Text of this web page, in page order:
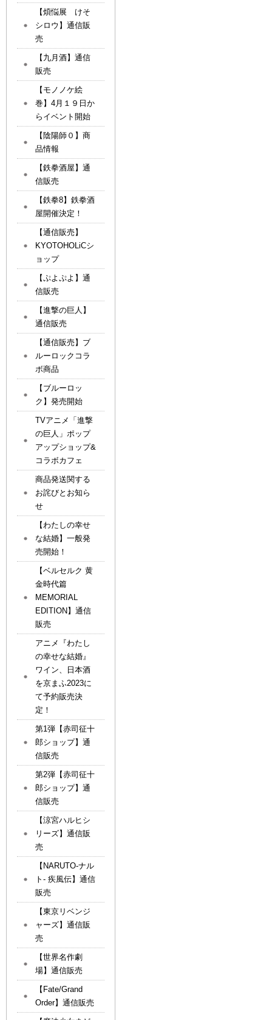
【煩悩展 けそ
シロウ】通信販
売
【九月酒】通信
販売
【モノノケ絵
巻】4月１９日か
らイベント開始
【陰陽師０】商
品情報
【鉄拳酒屋】通
信販売
【鉄拳8】鉄拳酒
屋開催決定！
【通信販売】
KYOTOHOLiCシ
ョップ
【ぷよぷよ】通
信販売
【進撃の巨人】
通信販売
【通信販売】ブ
ルーロックコラ
ボ商品
【ブルーロッ
ク】発売開始
TVアニメ「進撃
の巨人」ポップ
アップショップ&
コラボカフェ
商品発送関する
お詫びとお知ら
せ
【わたしの幸せ
な結婚】一般発
売開始！
【ベルセルク 黄
金時代篇
MEMORIAL
EDITION】通信
販売
アニメ『わたし
の幸せな結婚』
ワイン、日本酒
を京まふ2023に
て予約販売決
定！
第1弾【赤司征十
郎ショップ】通
信販売
第2弾【赤司征十
郎ショップ】通
信販売
【涼宮ハルヒシ
リーズ】通信販
売
【NARUTO-ナル
ト- 疾風伝】通信
販売
【東京リベンジ
ャーズ】通信販
売
【世界名作劇
場】通信販売
【Fate/Grand
Order】通信販売